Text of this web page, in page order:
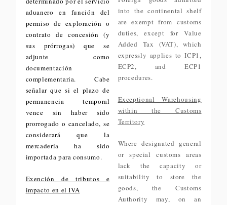
aduanero en función del
permiso de exploración o
contrato de concesión (y
sus prórrogas) que se
adjunte como
documentación
complementaria. Cabe
señalar que si el plazo de
permanencia temporal
vence sin haber sido
prorrogado o cancelado, se
considerará que la
mercadería ha sido
importada para consumo.
Exención de tributos e
impacto en el IVA
into the continental shelf
are exempt from customs
duties, except for Value
Added Tax (VAT), which
expressly applies to ICP1,
ECP2, and ECP1
procedures.
Exceptional Warehousing
within the Customs
Territory
Where designated general
or special customs areas
lack the capacity or
suitability to store the
goods, the Customs
Authority may, on an